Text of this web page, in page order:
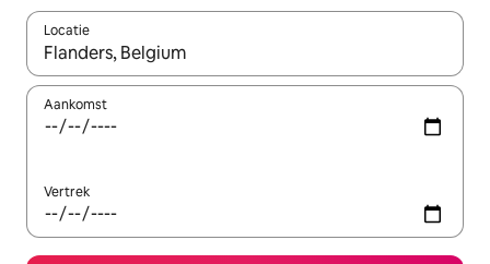
Locatie
Wanneer er resultaten beschikbaar zijn, maak je een keuze
Aankomst
Vertrek